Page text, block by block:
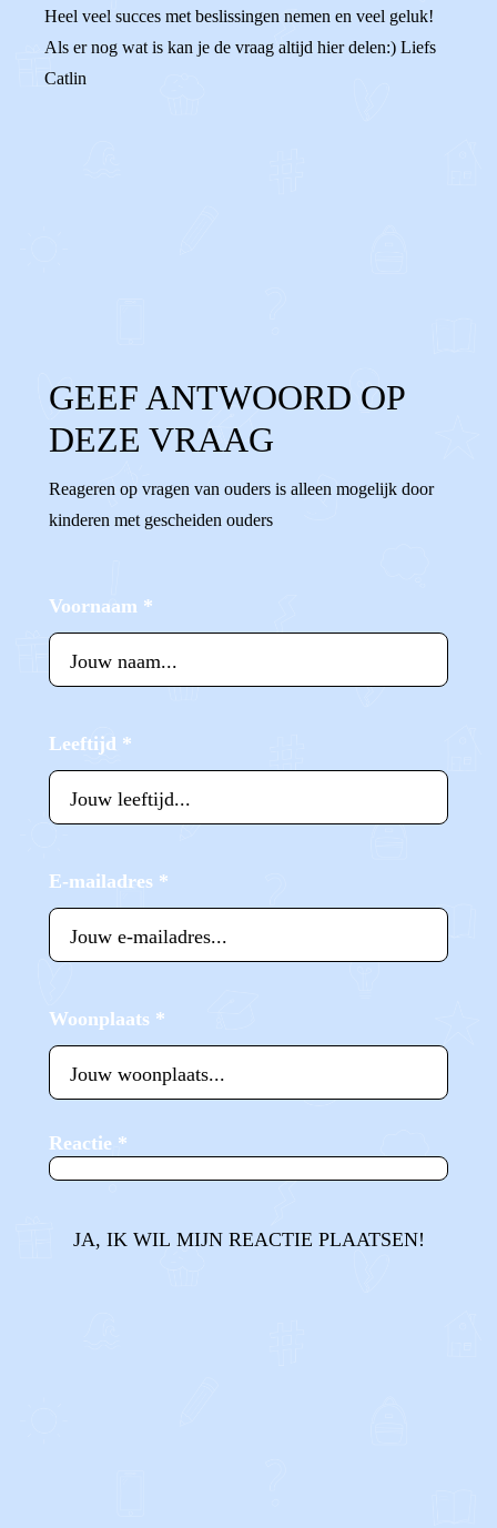
Heel veel succes met beslissingen nemen en veel geluk!
Als er nog wat is kan je de vraag altijd hier delen:) Liefs
Catlin
GEEF ANTWOORD OP
DEZE VRAAG
Reageren op vragen van ouders is alleen mogelijk door
kinderen met gescheiden ouders
Voornaam *
Leeftijd *
E-mailadres *
Woonplaats *
Reactie *
JA, IK WIL MIJN REACTIE PLAATSEN!